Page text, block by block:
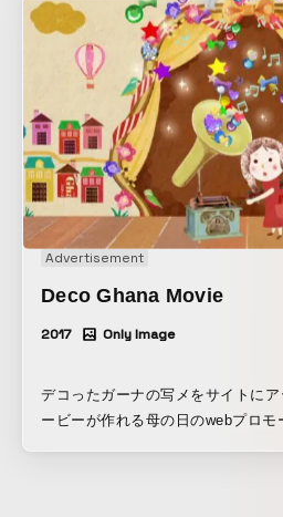
Advertisement
Deco Ghana Movie
2017 Only Image
デコったガーナの写メをサイトに
ービーが作れる母の日のwebプロモーション 2D